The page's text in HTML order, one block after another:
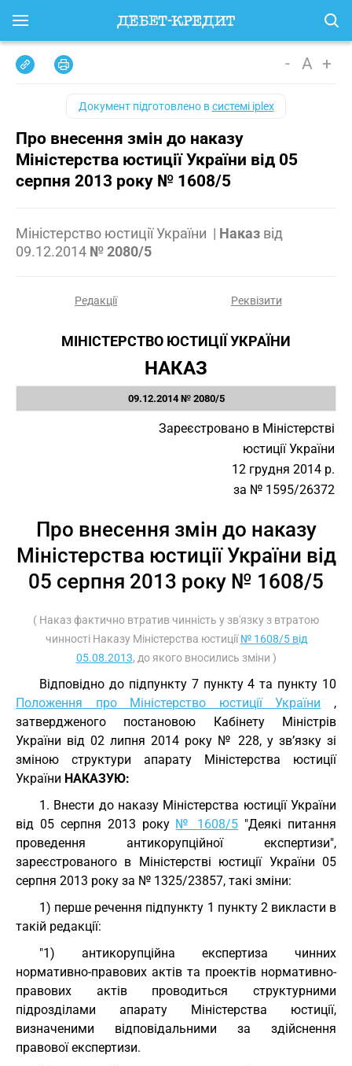
- A +
Документ підготовлено всистемі iplex
Про внесення змін до наказу
Міністерства юстиції України від 05
серпня 2013 року № 1608/5
Міністерство юстиції України | Наказ від
09.12.2014 № 2080/5
Редакції Реквізити
МІНІСТЕРСТВО ЮСТИЦІЇ УКРАЇНИ
НАКАЗ
09.12.2014 № 2080/5
Зареєстровано в Міністерстві
юстиції України
12 грудня 2014 р.
за № 1595/26372
Про внесення змін до наказу
Міністерства юстиції України від
05 серпня 2013 року № 1608/5
( Наказ фактично втратив чинність у зв'язку з втратою
чинності Наказу Міністерства юстиції№ 1608/5 від
05.08.2013, до якого вносились зміни )
Відповідно до підпункту 7 пункту 4 та пункту 10
Положення про Міністерство юстиції України ,
затвердженого постановою Кабінету Міністрів
України від 02 липня 2014 року № 228, у зв’язку зі
зміною структури апарату Міністерства юстиції
України НАКАЗУЮ:
1. Внести до наказу Міністерства юстиції України
від 05 серпня 2013 року № 1608/5 "Деякі питання
проведення антикорупційної експертизи",
зареєстрованого в Міністерстві юстиції України 05
серпня 2013 року за № 1325/23857, такі зміни:
1) перше речення підпункту 1 пункту 2 викласти в
такій редакції:
"1) антикорупційна експертиза чинних
нормативно-правових актів та проектів нормативно-
правових актів проводиться структурними
підрозділами апарату Міністерства юстиції,
визначеними відповідальними за здійснення
правової експертизи.